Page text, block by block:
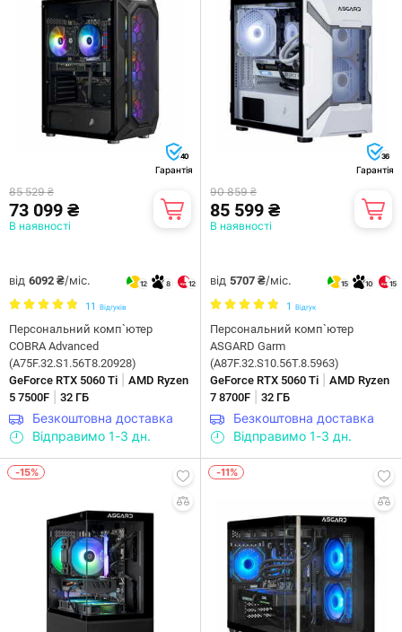
40
Гарантія
85 529 ₴
73 099 ₴
В наявності
від 6092 ₴/міс. 12 8 12
11 Відгуків
Персональний комп`ютер
COBRA Advanced
(A75F.32.S1.56T8.20928)
GeForce RTX 5060 Ti
AMD Ryzen
5 7500F
32 ГБ
Безкоштовна доставка
Відправимо 1-3 дн.
36
Гарантія
90 859 ₴
85 599 ₴
В наявності
від 5707 ₴/міс. 15 10 15
1 Відгук
Персональний комп`ютер
ASGARD Garm
(A87F.32.S10.56T.8.5963)
GeForce RTX 5060 Ti
AMD Ryzen
7 8700F
32 ГБ
Безкоштовна доставка
Відправимо 1-3 дн.
-15% -11%